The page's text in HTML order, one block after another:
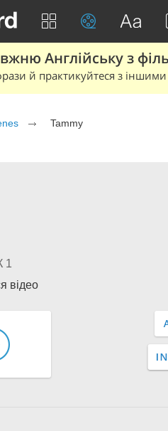
Англійську з
й практикуйтеся з
Tammy
1
відео